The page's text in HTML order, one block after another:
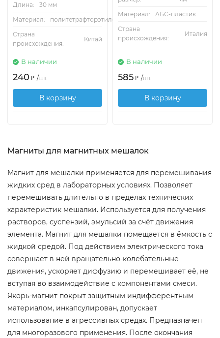
Длина:
30 мм
Материал:
политетрафторэтилен
Страна
происхождения:
Китай
В наличии
240 ₽ /шт.
В корзину
Материал:
АБС-пластик
Страна
происхождения:
Италия
В наличии
585 ₽ /шт.
В корзину
Магниты для магнитных мешалок
Магнит для мешалки применяется для перемешивания
жидких сред в лабораторных условиях. Позволяет
перемешивать длительно в пределах технических
характеристик мешалки. Используется для получения
растворов, суспензий, эмульсий за счёт движения
элемента. Магнит для мешалки помещается в ёмкость с
жидкой средой. Под действием электрического тока
совершает в ней вращательно-колебательные
движения, ускоряет диффузию и перемешивает её, не
вступая во взаимодействие с компонентами смеси.
Якорь-магнит покрыт защитным индифферентным
материалом, инкапсулирован, допускает
использование в агрессивных средах. Предназначен
для многоразового применения. После окончания